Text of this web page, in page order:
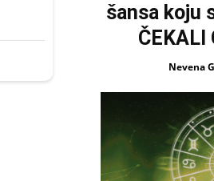
šansa koju
ČEKALI
Nevena G